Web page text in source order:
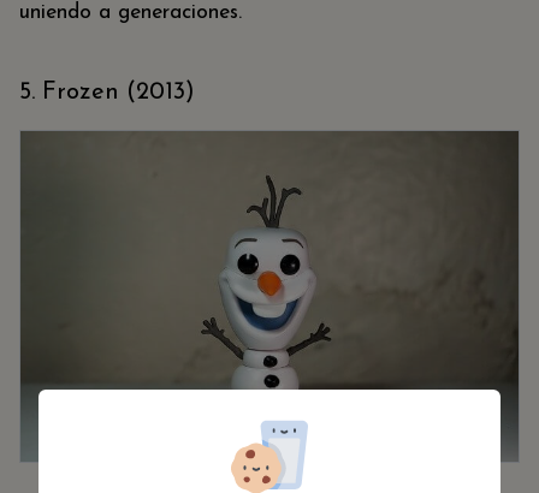
uniendo a generaciones.
5. Frozen (2013)